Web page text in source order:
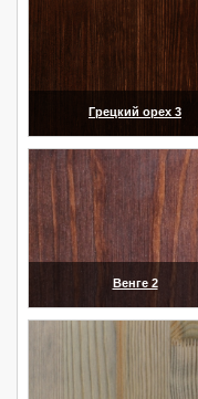
Грецкий орех 3
Венге 2